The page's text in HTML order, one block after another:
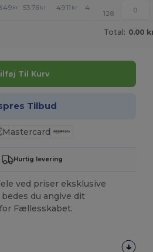
kr 53.76 kr 49.11 kr 46.78
128
Total: 0.00
Til Kurv
Tilbud
Hurtig levering
ved priser eksklusive
du angive dit
Fællesskabet.